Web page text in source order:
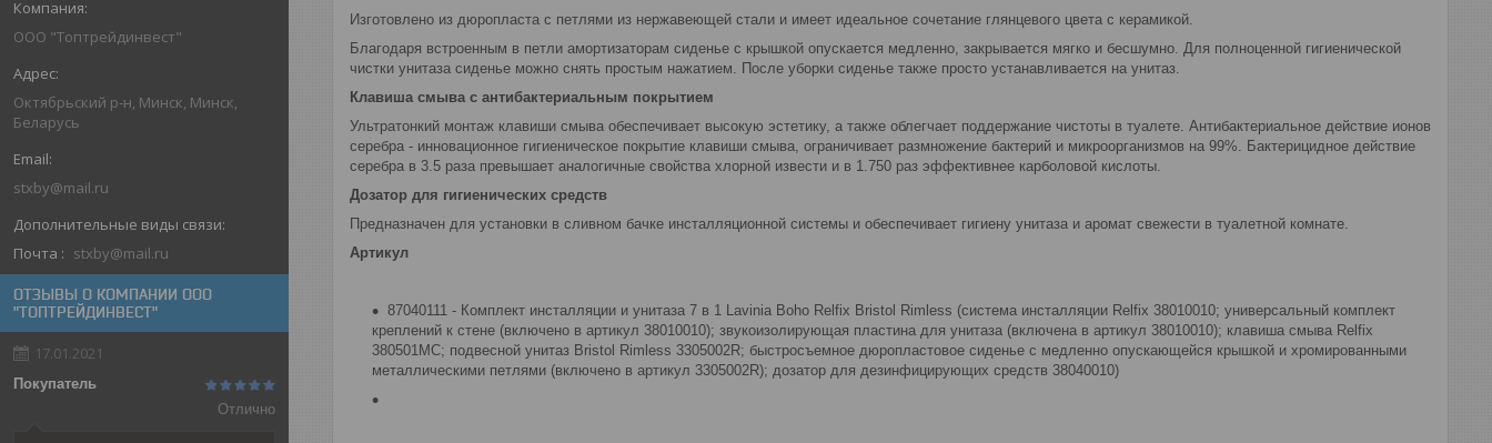
ООО "Топтрейдинвест"
Октябрьский р-н, Минск, Минск,
Беларусь
stxby@mail.ru
Почта stxby@mail.ru
ОТЗЫВЫ О КОМПАНИИ ООО
"ТОПТРЕЙДИНВЕСТ"
17.01.2021
Покупатель
Отлично
Изготовлено из дюропласта с петлями из нержавеющей стали и имеет идеальное сочетание глянцевого цвета с керамикой.
Благодаря встроенным в петли амортизаторам сиденье с крышкой опускается медленно, закрывается мягко и бесшумно. Для полноценной гигиенической
чистки унитаза сиденье можно снять простым нажатием. После уборки сиденье также просто устанавливается на унитаз.
Клавиша смыва с антибактериальным покрытием
Ультратонкий монтаж клавиши смыва обеспечивает высокую эстетику, а также облегчает поддержание чистоты в туалете. Антибактериальное действие ионов
серебра - инновационное гигиеническое покрытие клавиши смыва, ограничивает размножение бактерий и микроорганизмов на 99%. Бактерицидное действие
серебра в 3.5 раза превышает аналогичные свойства хлорной извести и в 1.750 раз эффективнее карболовой кислоты.
Дозатор для гигиенических средств
Предназначен для установки в сливном бачке инсталляционной системы и обеспечивает гигиену унитаза и аромат свежести в туалетной комнате.
Артикул
87040111 - Комплект инсталляции и унитаза 7 в 1 Lavinia Boho Relfix Bristol Rimless (система инсталляции Relfix 38010010; универсальный комплект
креплений к стене (включено в артикул 38010010); звукоизолирующая пластина для унитаза (включена в артикул 38010010); клавиша смыва Relfix
380501MC; подвесной унитаз Bristol Rimless 3305002R; быстросъемное дюропластовое сиденье с медленно опускающейся крышкой и хромированными
металлическими петлями (включено в артикул 3305002R); дозатор для дезинфицирующих средств 38040010)